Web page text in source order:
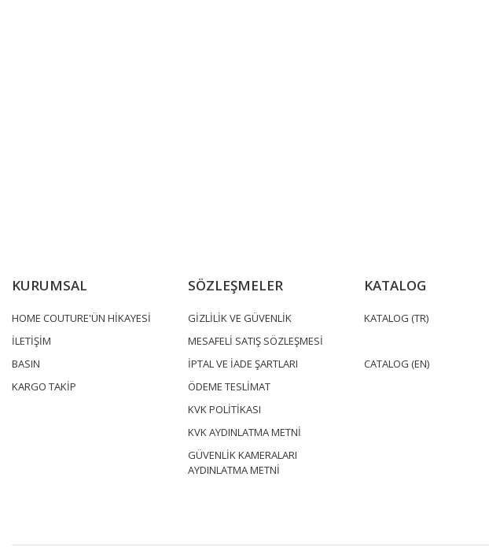
KURUMSAL
HOME COUTURE'ÜN HİKAYESİ
İLETİŞİM
BASIN
KARGO TAKİP
SÖZLEŞMELER
GİZLİLİK VE GÜVENLİK
MESAFELİ SATIŞ SÖZLEŞMESİ
İPTAL VE İADE ŞARTLARI
ÖDEME TESLİMAT
KVK POLİTİKASI
KVK AYDINLATMA METNİ
GÜVENLİK KAMERALARI
AYDINLATMA METNİ
KATALOG
KATALOG (TR)
CATALOG (EN)